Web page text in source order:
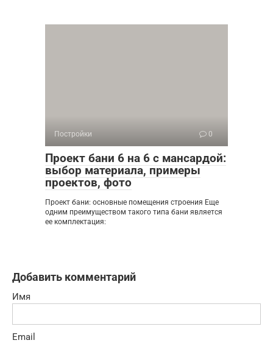
Постройки 0
Проект бани 6 на 6 с мансардой:
выбор материала, примеры
проектов, фото
Проект бани: основные помещения строения Еще
одним преимуществом такого типа бани является
ее комплектация:
Добавить комментарий
Имя
Email